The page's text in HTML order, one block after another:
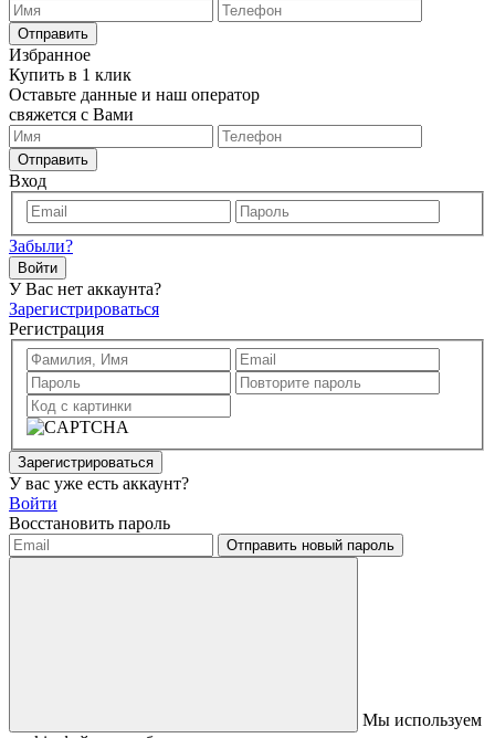
Отправить
Избранное
Купить в 1 клик
Оставьте данные и наш оператор
свяжется с Вами
Отправить
Вход
Забыли?
Войти
У Вас нет аккаунта?
Зарегистрироваться
Регистрация
Зарегистрироваться
У вас уже есть аккаунт?
Войти
Восстановить пароль
Отправить новый пароль
Мы используем